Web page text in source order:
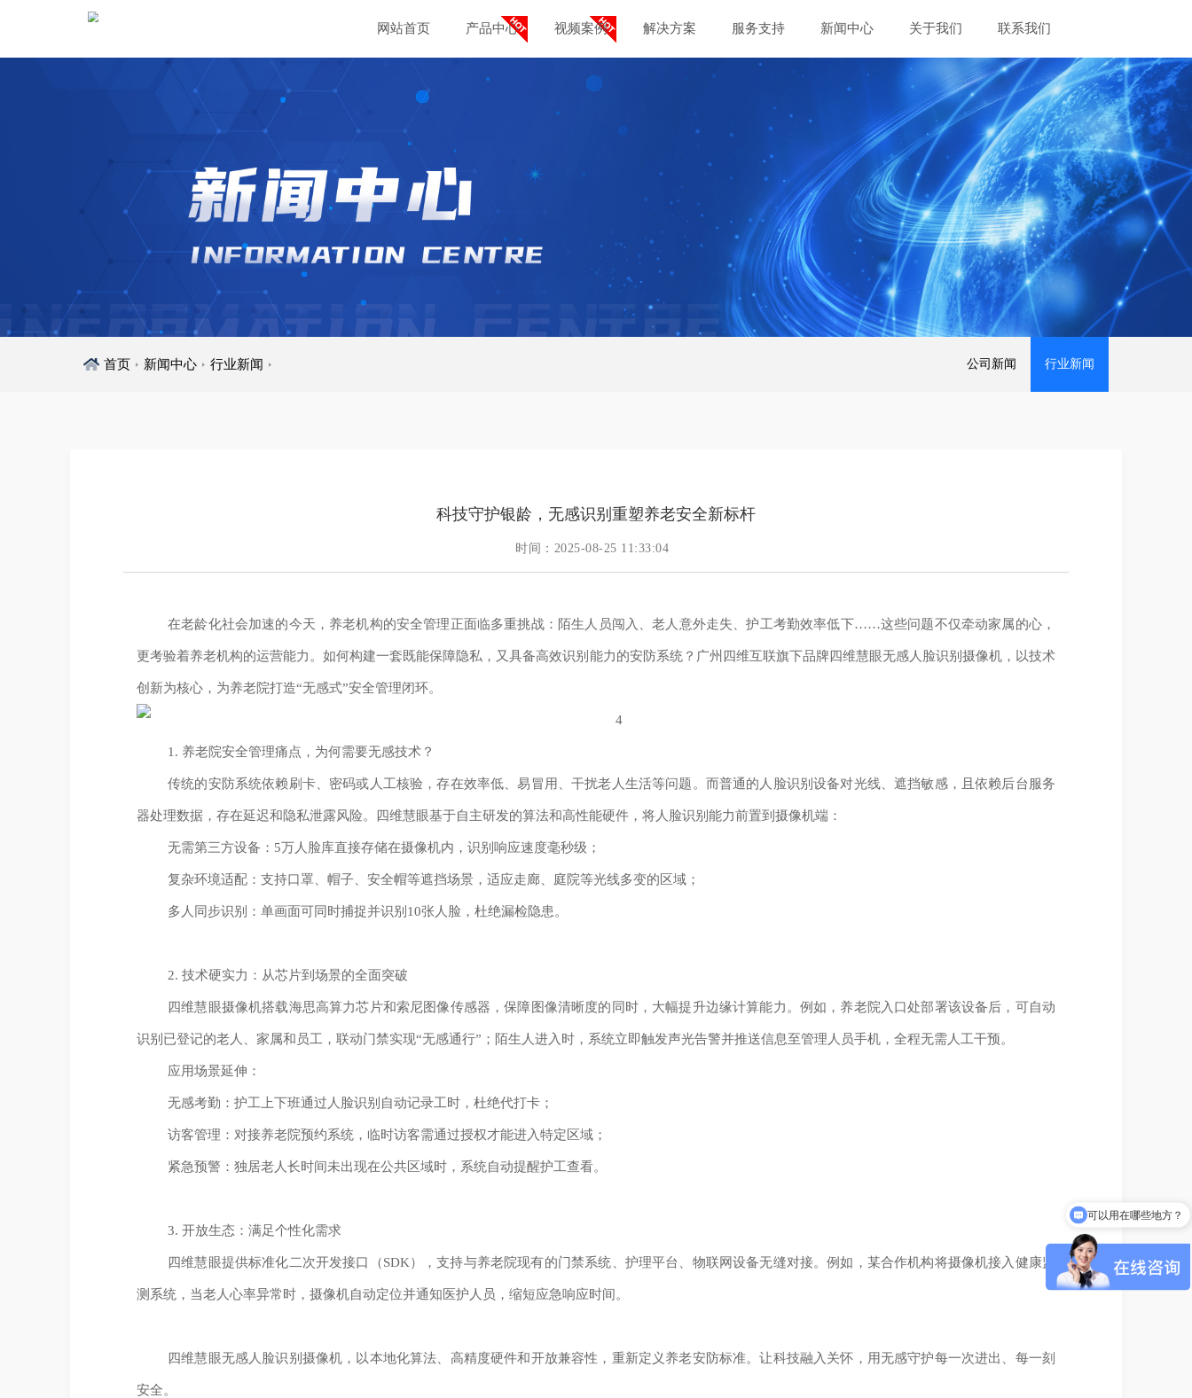
网站首页 产品中心 视频案例 解决方案 服务支持 新闻中心 关于我们 联系我们
首页 新闻中心 行业新闻 公司新闻 行业新闻
科技守护银龄，无感识别重塑养老安全新标杆
时间：2025-08-25 11:33:04
在老龄化社会加速的今天，养老机构的安全管理正面临多重挑战：陌生人员闯入、老人意外走失、护工考勤效率低下……这些问题不仅牵动家属的心，
更考验着养老机构的运营能力。如何构建一套既能保障隐私，又具备高效识别能力的安防系统？广州四维互联旗下品牌四维慧眼无感人脸识别摄像机，以技术
创新为核心，为养老院打造“无感式”安全管理闭环。
1. 养老院安全管理痛点，为何需要无感技术？
传统的安防系统依赖刷卡、密码或人工核验，存在效率低、易冒用、干扰老人生活等问题。而普通的人脸识别设备对光线、遮挡敏感，且依赖后台服务
器处理数据，存在延迟和隐私泄露风险。四维慧眼基于自主研发的算法和高性能硬件，将人脸识别能力前置到摄像机端：
无需第三方设备：5万人脸库直接存储在摄像机内，识别响应速度毫秒级；
复杂环境适配：支持口罩、帽子、安全帽等遮挡场景，适应走廊、庭院等光线多变的区域；
多人同步识别：单画面可同时捕捉并识别10张人脸，杜绝漏检隐患。
2. 技术硬实力：从芯片到场景的全面突破
四维慧眼摄像机搭载海思高算力芯片和索尼图像传感器，保障图像清晰度的同时，大幅提升边缘计算能力。例如，养老院入口处部署该设备后，可自动
识别已登记的老人、家属和员工，联动门禁实现“无感通行”；陌生人进入时，系统立即触发声光告警并推送信息至管理人员手机，全程无需人工干预。
应用场景延伸：
无感考勤：护工上下班通过人脸识别自动记录工时，杜绝代打卡；
访客管理：对接养老院预约系统，临时访客需通过授权才能进入特定区域；
紧急预警：独居老人长时间未出现在公共区域时，系统自动提醒护工查看。
3. 开放生态：满足个性化需求
四维慧眼提供标准化二次开发接口（SDK），支持与养老院现有的门禁系统、护理平台、物联网设备无缝对接。例如，某合作机构将摄像机接入健康监
测系统，当老人心率异常时，摄像机自动定位并通知医护人员，缩短应急响应时间。
四维慧眼无感人脸识别摄像机，以本地化算法、高精度硬件和开放兼容性，重新定义养老安防标准。让科技融入关怀，用无感守护每一次进出、每一刻
安全。
可以用在哪些地方？